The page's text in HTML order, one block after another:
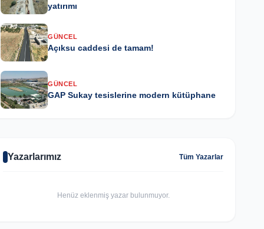
yatırımı
GÜNCEL
Açıksu caddesi de tamam!
GÜNCEL
GAP Sukay tesislerine modern kütüphane
Yazarlarımız Tüm Yazarlar
Henüz eklenmiş yazar bulunmuyor.